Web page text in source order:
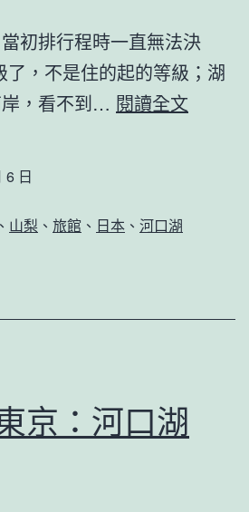
（中）
初排行程時一直無法決
了，不是住的起的等級；湖
，看不到… 閱讀全文
湖
士
6 日
、 山梨 、 旅館 、 日本 、 河口湖
京：河口湖